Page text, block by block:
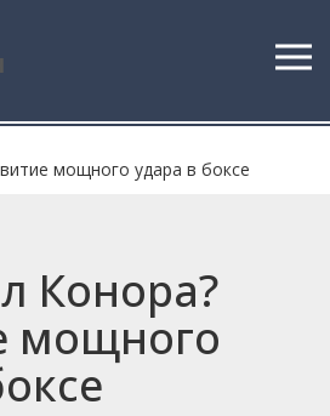
мощного удара в боксе
Конора?
мощного